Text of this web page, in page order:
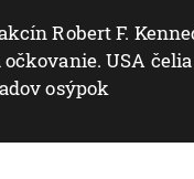
Robert F.
USA
osýpok